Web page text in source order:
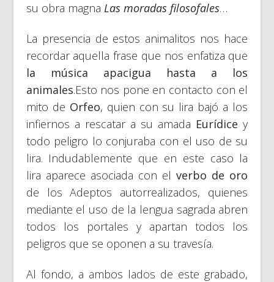
su obra magna Las moradas filosofales…
La presencia de estos animalitos nos hace
recordar aquella frase que nos enfatiza que
la música apacigua hasta a los
animales.Esto nos pone en contacto con el
mito de Orfeo, quien con su lira bajó a los
infiernos a rescatar a su amada Eurídice y
todo peligro lo conjuraba con el uso de su
lira. Indudablemente que en este caso la
lira aparece asociada con elverbo de oro
de los Adeptos autorrealizados, quienes
mediante el uso de la lengua sagrada abren
todos los portales y apartan todos los
peligros que se oponen a su travesía.
Al fondo, a ambos lados de este grabado,